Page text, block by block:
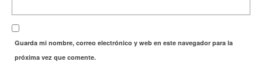
Guarda mi nombre, correo electrónico y web en este navegador para la
próxima vez que comente.